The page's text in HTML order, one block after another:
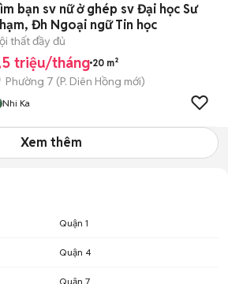
bạn sv nữ ở ghép sv Đại học Sư
Đh Ngoại ngữ Tin học
thất đầy đủ
triệu/tháng 20 m²
Phường 7 (P. Diên Hồng mới)
Nhi Ka
Xem thêm
Quận 1
Quận 4
Quận 7